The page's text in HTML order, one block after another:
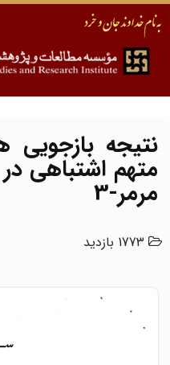
نتیجه بازجویی
متهم اشتباهی در
مرمر-3
1773 بازدید